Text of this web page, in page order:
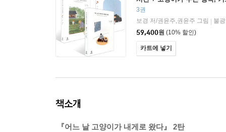
트
3권
보경 저/권윤주,권윤주 그림
불
59,400원 (10% 할인)
카트에 넣기
책소개
『어느 날 고양이가 내게로 왔다』 2탄